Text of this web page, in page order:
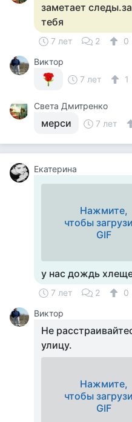
заметает
тебя
7 лет 2
0
Виктор
7 лет
1
Света Дмитренко
мерси 7 лет
Екатерина
Нажмите,
чтобы
GIF
у нас дождь
7 лет 2
0
Виктор
Не
улицу.
Нажмите,
чтобы
GIF